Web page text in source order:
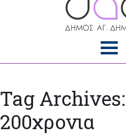
Tag Archives:
200χρονια